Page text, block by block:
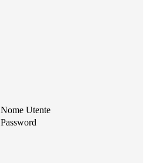
Nome Utente
Password